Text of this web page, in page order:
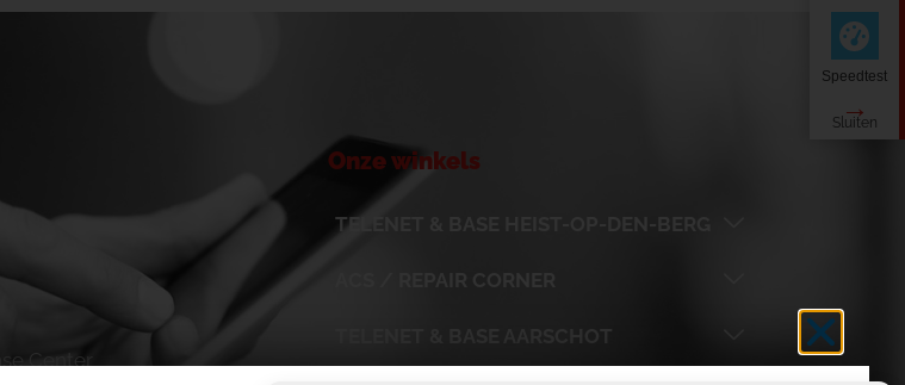
Center
Onze winkels
TELENET & BASE HEIST-OP-DEN-BERG
TELENET & BASE AARSCHOT
Speedtest